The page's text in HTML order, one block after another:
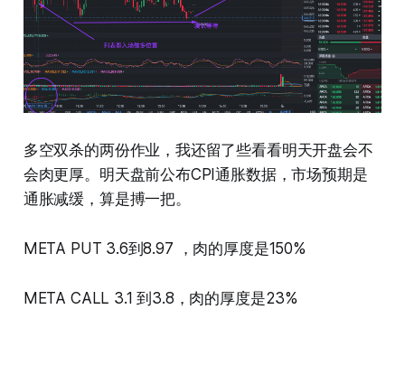
多空双杀的两份作业，我还留了些看看明天开盘会不
会肉更厚。明天盘前公布CPI通胀数据，市场预期是
通胀减缓，算是搏一把。
META PUT 3.6到8.97 ，肉的厚度是150%
META CALL 3.1 到3.8，肉的厚度是23%